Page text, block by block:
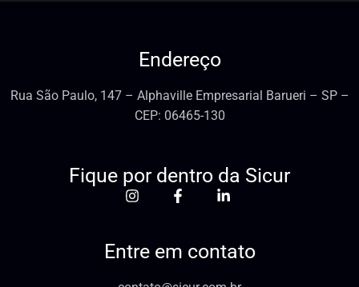
Endereço
Rua São Paulo, 147 – Alphaville Empresarial Barueri – SP –
CEP: 06465-130
Fique por dentro da Sicur
Entre em contato